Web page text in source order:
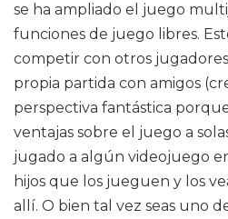
se ha ampliado el juego
funciones de juego libres.
competir con otros
propia partida con amigos
perspectiva fantástica
ventajas sobre el juego a
jugado a algún videojuego
hijos que los jueguen y los
allí. O bien tal vez seas uno